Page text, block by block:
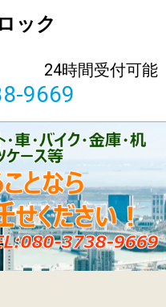
ック
24時間受付可能
9669